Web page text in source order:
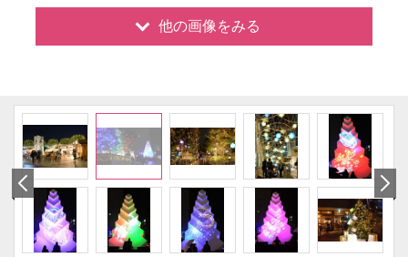
他の画像をみる